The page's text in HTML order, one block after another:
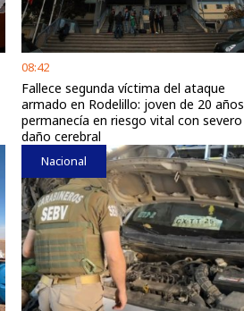
08:42
Fallece segunda víctima del ataque
armado en Rodelillo: joven de 20 años
permanecía en riesgo vital con severo
daño cerebral
Nacional